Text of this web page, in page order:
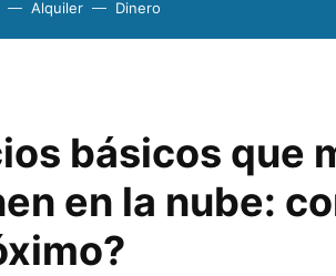
Alquiler Dinero
básicos que
en la nube: